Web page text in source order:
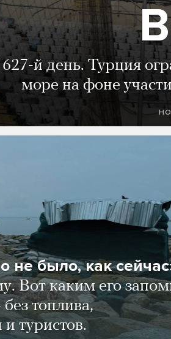
й день. Турция
море на фоне
не было, как
Вот каким его
топлива,
туристов.